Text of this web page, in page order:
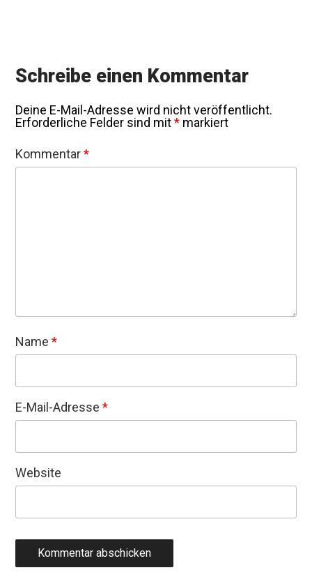
Schreibe einen Kommentar
Deine E-Mail-Adresse wird nicht veröffentlicht.
Erforderliche Felder sind mit* markiert
Kommentar*
Name*
E-Mail-Adresse*
Website